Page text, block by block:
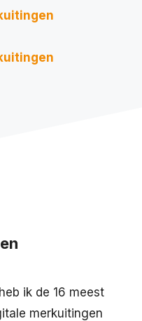
ik de 16 meest
merkuitingen